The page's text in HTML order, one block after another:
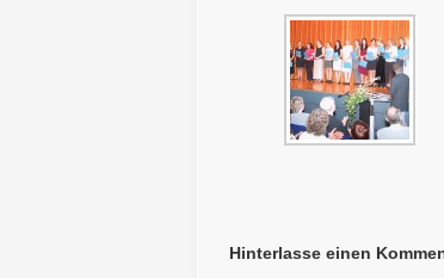
Hinterlasse einen